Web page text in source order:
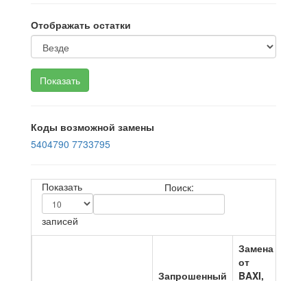
Отображать остатки
Коды возможной замены
5404790 7733795
Показать
записей
Поиск:
Запрошенный
Замена
от
BAXI,